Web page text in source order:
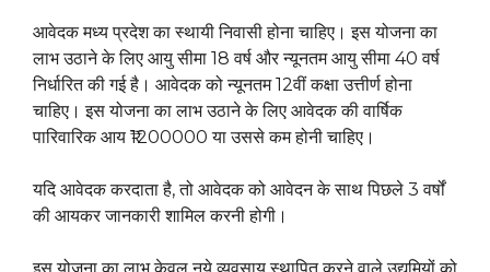
आवेदक मध्य प्रदेश का स्थायी निवासी होना चाहिए। इस योजना का
लाभ उठाने के लिए आयु सीमा 18 वर्ष और न्यूनतम आयु सीमा 40 वर्ष
निर्धारित की गई है। आवेदक को न्यूनतम 12वीं कक्षा उत्तीर्ण होना
चाहिए। इस योजना का लाभ उठाने के लिए आवेदक की वार्षिक
पारिवारिक आय ₹1200000 या उससे कम होनी चाहिए।
यदि आवेदक करदाता है, तो आवेदक को आवेदन के साथ पिछले 3 वर्षों
की आयकर जानकारी शामिल करनी होगी।